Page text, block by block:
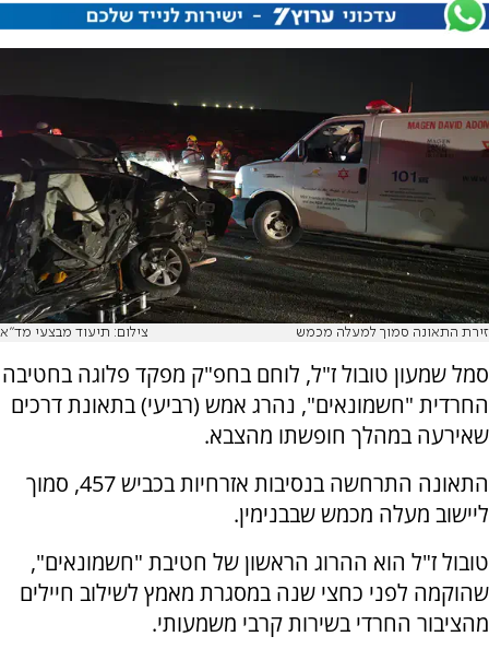
זירת התאונה סמוך למעלה מכמש צילום: תיעוד מבצעי מד"א
סמל שמעון טובול ז"ל, לוחם בחפ"ק מפקד פלוגה בחטיבה
החרדית "חשמונאים", נהרג אמש (רביעי) בתאונת דרכים
שאירעה במהלך חופשתו מהצבא.
התאונה התרחשה בנסיבות אזרחיות בכביש 457, סמוך
ליישוב מעלה מכמש שבבנימין.
טובול ז"ל הוא ההרוג הראשון של חטיבת "חשמונאים",
שהוקמה לפני כחצי שנה במסגרת מאמץ לשילוב חיילים
מהציבור החרדי בשירות קרבי משמעותי.